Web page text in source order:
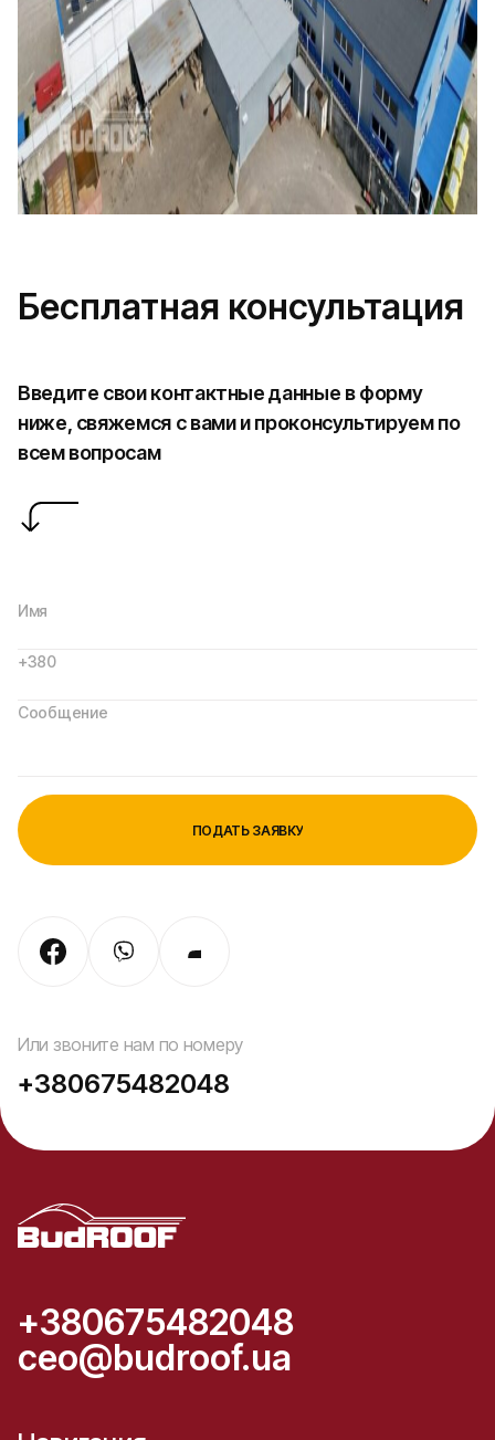
Бесплатная консультация
Или звоните нам по номеру
+380675482048
Введите свои контактные данные в форму
ниже, свяжемся с вами и проконсультируем по
всем вопросам
+380675482048
ceo@budroof.ua